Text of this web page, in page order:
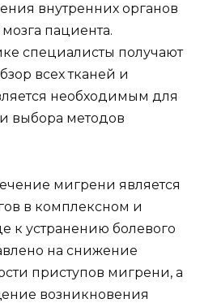
внутренних органов
пациента.
специалисты получают
всех тканей и
необходимым для
выбора методов
мигрени является
в комплексном и
к устранению болевого
на снижение
приступов мигрени, а
возникновения